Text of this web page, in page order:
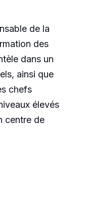
de la
des
dans un
ainsi que
chefs
élevés
centre de